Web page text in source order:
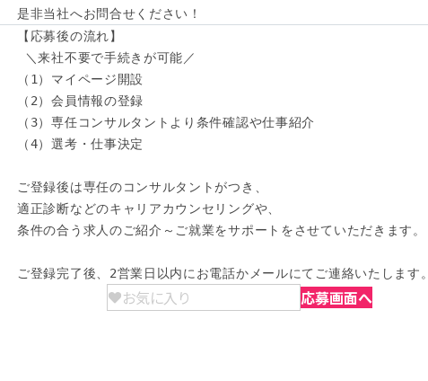
是非当社へお問合せください！
【応募後の流れ】
＼来社不要で手続きが可能／
（1）マイページ開設
（2）会員情報の登録
（3）専任コンサルタントより条件確認や仕事紹介
（4）選考・仕事決定
ご登録後は専任のコンサルタントがつき、
適正診断などのキャリアカウンセリングや、
条件の合う求人のご紹介～ご就業をサポートをさせていただきます。
ご登録完了後、2営業日以内にお電話かメールにてご連絡いたします。
お気に入り 応募画面へ